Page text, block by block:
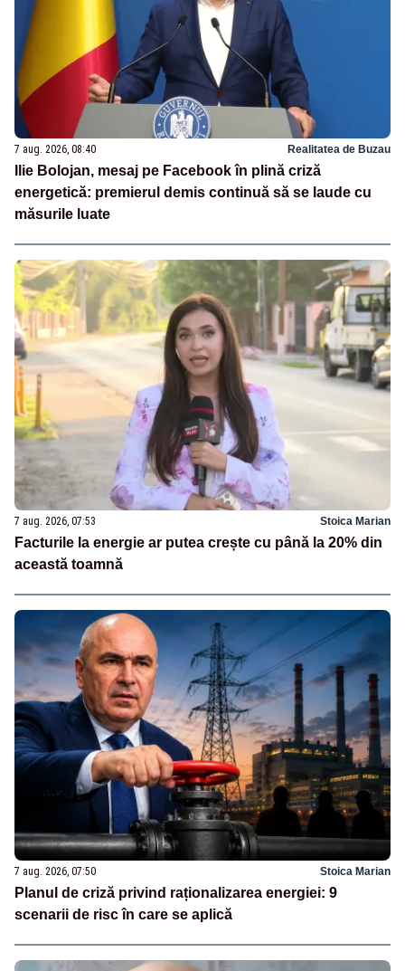
7 aug. 2026, 08:40 Realitatea de Buzau
Ilie Bolojan, mesaj pe Facebook în plină criză
energetică: premierul demis continuă să se laude cu
măsurile luate
7 aug. 2026, 07:53 Stoica Marian
Facturile la energie ar putea crește cu până la 20% din
această toamnă
7 aug. 2026, 07:50 Stoica Marian
Planul de criză privind raționalizarea energiei: 9
scenarii de risc în care se aplică